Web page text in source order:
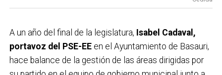
A un año del final de la legislatura, Isabel Cadaval,
portavoz del PSE-EEen el Ayuntamiento de Basauri,
hace balance de la gestión de las áreas dirigidas por